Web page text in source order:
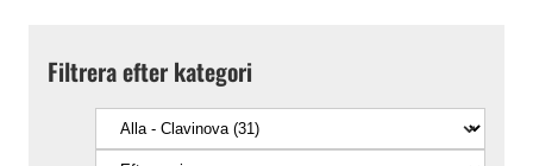
Filtrera efter kategori